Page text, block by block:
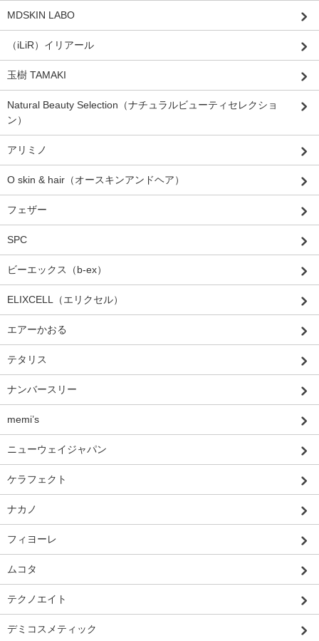
MDSKIN LABO
（iLiR）イリアール
玉樹 TAMAKI
Natural Beauty Selection（ナチュラルビューティセレクショ
ン）
アリミノ
O skin & hair（オースキンアンドヘア）
フェザー
SPC
ビーエックス（b-ex）
ELIXCELL（エリクセル）
エアーかおる
テタリス
ナンバースリー
memi’s
ニューウェイジャパン
ケラフェクト
ナカノ
フィヨーレ
ムコタ
テクノエイト
デミコスメティック